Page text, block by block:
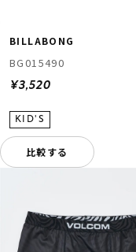
BILLABONG
BG015490
¥3,520
比較する